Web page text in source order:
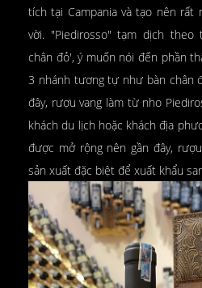
tích tại Campania và tạo nên rất
vời. "Piedirosso" tạm dịch theo
chân đỏ', ý muốn nói đến phần
3 nhánh tương tự như bàn chân
đây, rượu vang làm từ nho
khách du lịch hoặc khách địa
được mở rộng nên gần đây,
sản xuất đặc biệt để xuất khẩu